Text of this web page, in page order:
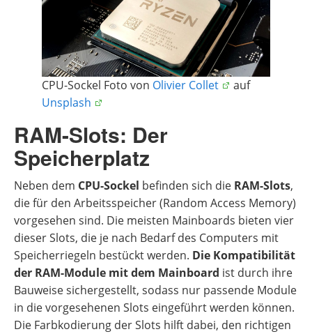
CPU-Sockel Foto von Olivier Collet
auf
Unsplash
RAM-Slots: Der
Speicherplatz
Neben dem CPU-Sockel befinden sich die RAM-Slots,
die für den Arbeitsspeicher (Random Access Memory)
vorgesehen sind. Die meisten Mainboards bieten vier
dieser Slots, die je nach Bedarf des Computers mit
Speicherriegeln bestückt werden. Die Kompatibilität
der RAM-Module mit dem Mainboard ist durch ihre
Bauweise sichergestellt, sodass nur passende Module
in die vorgesehenen Slots eingeführt werden können.
Die Farbkodierung der Slots hilft dabei, den richtigen